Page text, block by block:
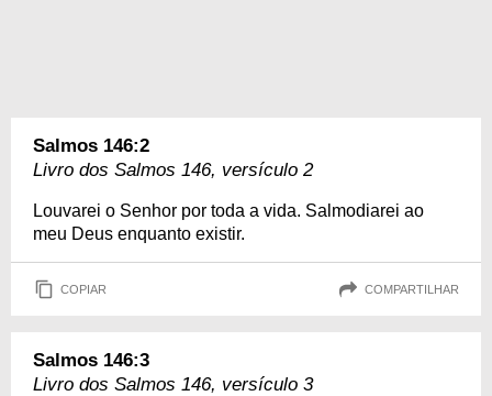
Salmos 146:2
Livro dos Salmos 146, versículo 2
Louvarei o Senhor por toda a vida. Salmodiarei ao
meu Deus enquanto existir.
COPIAR COMPARTILHAR
Salmos 146:3
Livro dos Salmos 146, versículo 3